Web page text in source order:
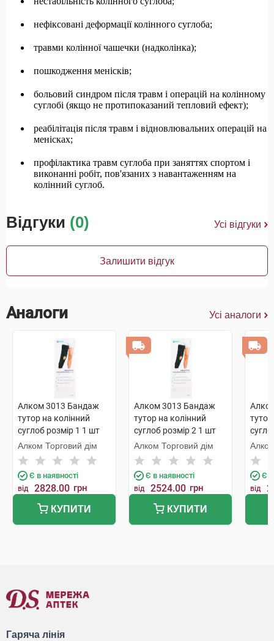
нефіксовані деформації колінного суглоба;
травми колінної чашечки (надколінка);
пошкодження менісків;
больовий синдром після травм і операцій на колінному
суглобі (якщо не протипоказаний тепловий ефект);
реабілітація після травм і відновлювальних операцій на
менісках;
профілактика травм суглоба при заняттях спортом і
виконанні робіт, пов'язаних з навантаженням на
колінний суглоб.
Відгуки (0) Усі відгуки
Залишити відгук
Аналоги Усі аналоги
Алком 3013 Бандаж
тутор на колінний
суглоб розмір 1 1 шт
Алком Торговий дім
Є в наявності
від 2828.00 грн
КУПИТИ
Алком 3013 Бандаж
тутор на колінний
суглоб розмір 2 1 шт
Алком Торговий дім
Є в наявності
від 2524.00 грн
КУПИТИ
Є в
від
Гаряча лінія